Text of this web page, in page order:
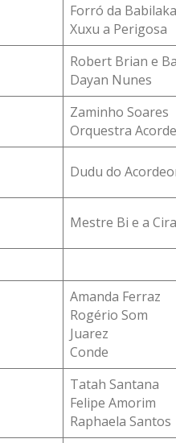
Forró da Babilaka
Xuxu a Perigosa
Robert Brian e
Dayan Nunes
Zaminho Soares
Orquestra
Dudu do
Mestre Bi e a
Amanda Ferraz
Rogério Som
Juarez
Conde
Tatah Santana
Felipe Amorim
Raphaela Santos